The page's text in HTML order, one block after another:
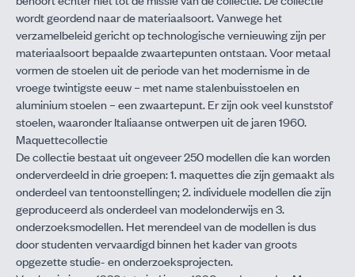
wordt geordend naar de materiaalsoort. Vanwege het
verzamelbeleid gericht op technologische vernieuwing zijn per
materiaalsoort bepaalde zwaartepunten ontstaan. Voor metaal
vormen de stoelen uit de periode van het modernisme in de
vroege twintigste eeuw – met name stalenbuisstoelen en
aluminium stoelen – een zwaartepunt. Er zijn ook veel kunststof
stoelen, waaronder Italiaanse ontwerpen uit de jaren 1960.
Maquettecollectie
De collectie bestaat uit ongeveer 250 modellen die kan worden
onderverdeeld in drie groepen: 1. maquettes die zijn gemaakt als
onderdeel van tentoonstellingen; 2. individuele modellen die zijn
geproduceerd als onderdeel van modelonderwijs en 3.
onderzoeksmodellen. Het merendeel van de modellen is dus
door studenten vervaardigd binnen het kader van groots
opgezette studie-­ en onderzoeksprojecten.